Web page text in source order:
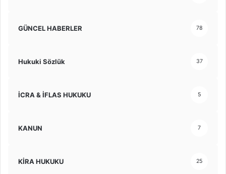
GÜNCEL HABERLER 78
Hukuki Sözlük 37
İCRA & İFLAS HUKUKU 5
KANUN 7
KİRA HUKUKU 25